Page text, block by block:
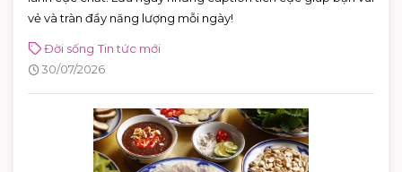
vẻ và tràn đầy năng lượng mỗi ngày!
Đời sống Tin tức mới
30/07/2026